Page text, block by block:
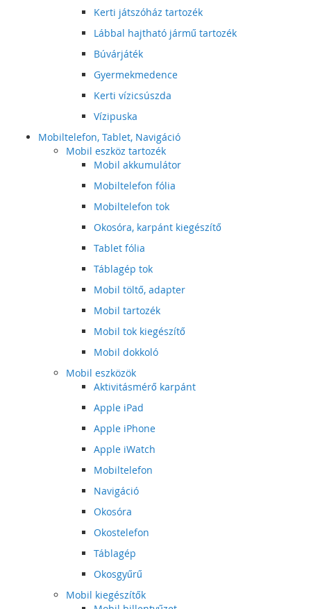
Kerti játszóház tartozék
Lábbal hajtható jármű tartozék
Búvárjáték
Gyermekmedence
Kerti vízicsúszda
Vízipuska
Mobiltelefon, Tablet, Navigáció
Mobil eszköz tartozék
Mobil akkumulátor
Mobiltelefon fólia
Mobiltelefon tok
Okosóra, karpánt kiegészítő
Tablet fólia
Táblagép tok
Mobil töltő, adapter
Mobil tartozék
Mobil tok kiegészítő
Mobil dokkoló
Mobil eszközök
Aktivitásmérő karpánt
Apple iPad
Apple iPhone
Apple iWatch
Mobiltelefon
Navigáció
Okosóra
Okostelefon
Táblagép
Okosgyűrű
Mobil kiegészítők